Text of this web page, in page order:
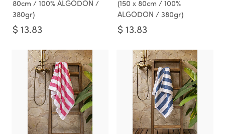
80cm / 100% ALGODON /
380gr)
$ 13.83
(150 x 80cm / 100%
ALGODON / 380gr)
$ 13.83